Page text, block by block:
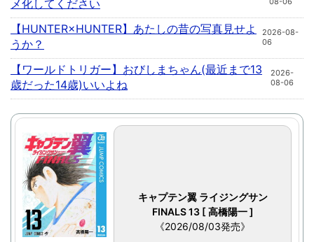
メ化してください
【HUNTER×HUNTER】あたしの昔の写真見せよ
うか？
2026-08-
06
【ワールドトリガー】おびしまちゃん(最近まで13
歳だった14歳)いいよね
2026-
08-06
キャプテン翼 ライジングサン
FINALS 13 [ 高橋陽一 ]
《2026/08/03発売》